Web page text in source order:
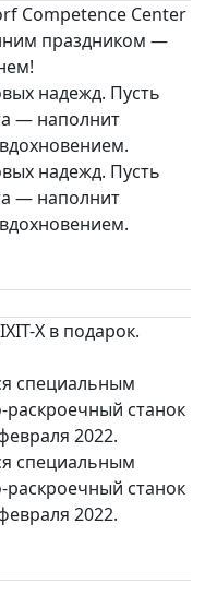
Competence Center
праздником —
надежд. Пусть
— наполнит
надежд. Пусть
— наполнит
X в подарок.
специальным
станок
2022.
специальным
станок
2022.